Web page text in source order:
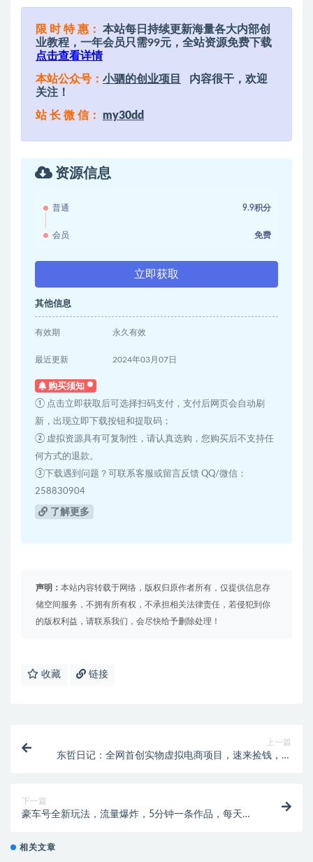
限 时 特 惠：
本站每日持续更新海量各大内部创
业教程，一年会员只需99元，全站资源免费下载
点击查看详情
本站公众号： 小驷的创业项目
内容很干，欢迎
关注！
站 长 微 信： my30dd
资源信息
普通 9.9积分
会员 免费
立即获取
其他信息
有效期 永久有效
最近更新 2024年03月07日
购买须知
① 点击立即获取后可选择扫码支付，支付后网页会自动刷
新，出现立即下载按钮和提取码；
② 虚拟资源具有可复制性，请认真选购，您购买后不支持任
何方式的退款。
③下载遇到问题？可联系客服或留言反馈 QQ/微信：
258830904
了解更多
声明： 本站内容转载于网络，版权归原作者所有，仅提供信息存
储空间服务，不拥有所有权，不承担相关法律责任，若侵犯到你
的版权利益，请联系我们，会尽快给予删除处理！
收藏 链接
上一篇
东哲日记：全网首创实物虚拟电商项目，速来捡钱，成
下一篇
豪车号全新玩法，流量爆炸，5分钟一条作品，每天一
相关文章